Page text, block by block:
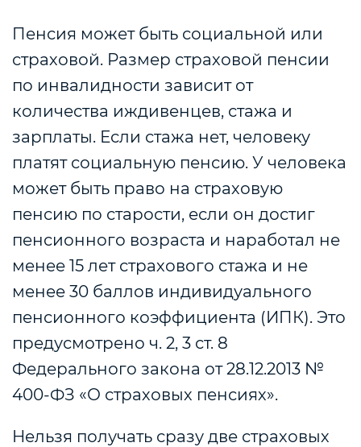
Пенсия может быть социальной или
страховой. Размер страховой пенсии
по инвалидности зависит от
количества иждивенцев, стажа и
зарплаты. Если стажа нет, человеку
платят социальную пенсию. У человека
может быть право на страховую
пенсию по старости, если он достиг
пенсионного возраста и наработал не
менее 15 лет страхового стажа и не
менее 30 баллов индивидуального
пенсионного коэффициента (ИПК). Это
предусмотрено ч. 2, 3 ст. 8
Федерального закона от 28.12.2013 №
400-ФЗ «О страховых пенсиях».
Нельзя получать сразу две страховых